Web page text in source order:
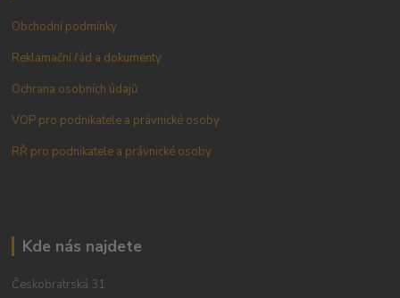
Obchodní podmínky
Reklamační řád a dokumenty
Ochrana osobních údajů
VOP pro podnikatele a právnické osoby
RŘ pro podnikatele a právnické osoby
Kde nás najdete
Českobratrská 31